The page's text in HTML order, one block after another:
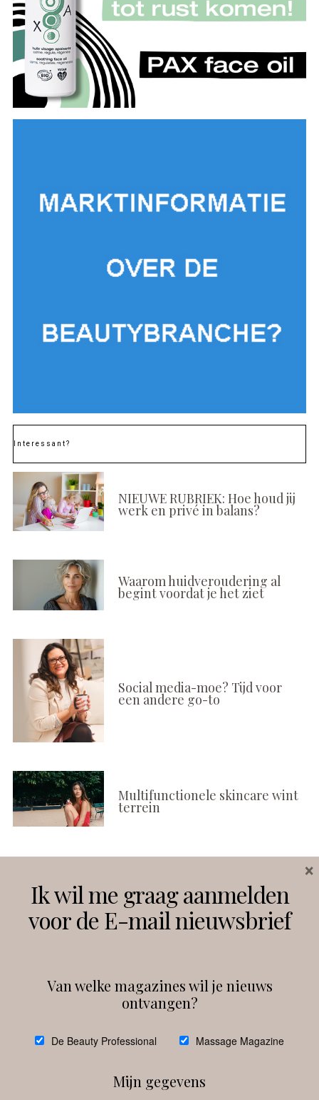
Interessant?
NIEUWE RUBRIEK: Hoe houd jij
werk en privé in balans?
Waarom huidveroudering al
begint voordat je het ziet
Social media-moe? Tijd voor
een andere go-to
Multifunctionele skincare wint
terrein
Instagram Facebook
debeautyprofessional
Ik wil me graag aanmelden
voor de E-mail nieuwsbrief
Van welke magazines wil je nieuws
ontvangen?
De Beauty Professional Massage Magazine
Mijn gegevens
×